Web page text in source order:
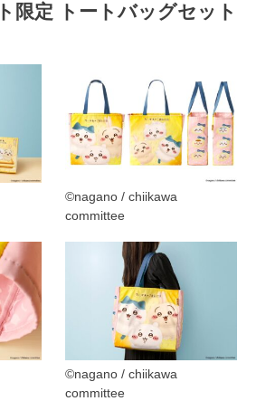
限定 トートバッグセット
©︎nagano / chiikawa
committee
©︎nagano / chiikawa
committee